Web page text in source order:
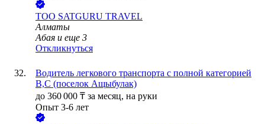
ТОО SATGURU TRAVEL
Алматы
Абая и еще 3
Откликнуться
Водитель легкового транспорта с полной категорией
В,С (поселок Ащыбулак)
до 360 000 ₸ за месяц, на руки
Опыт 3-6 лет